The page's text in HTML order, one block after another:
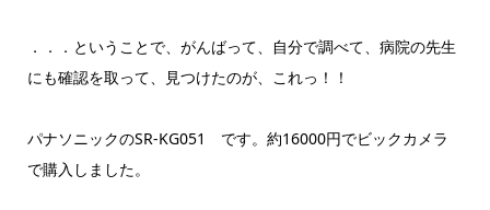
．．．ということで、がんばって、自分で調べて、病院の先生
にも確認を取って、見つけたのが、これっ！！
パナソニックのSR-KG051 です。約16000円でビックカメラ
で購入しました。